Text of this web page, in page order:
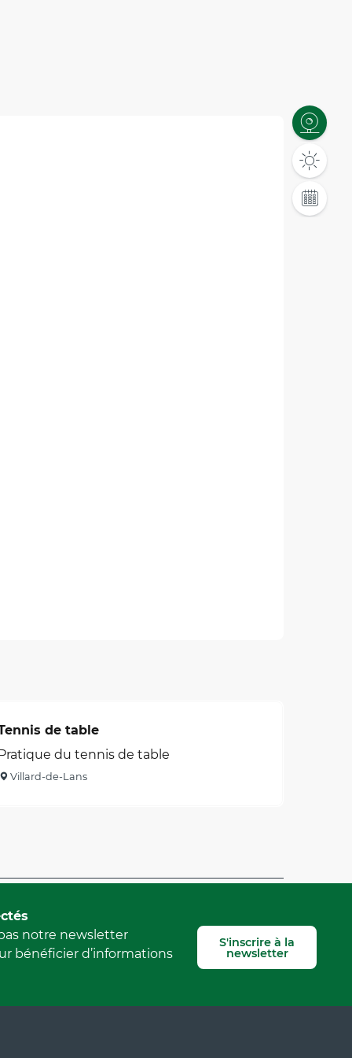
de table
du tennis de table
Villard-de-Lans
notre newsletter
bénéficier d’informations
S'inscrire à la
newsletter